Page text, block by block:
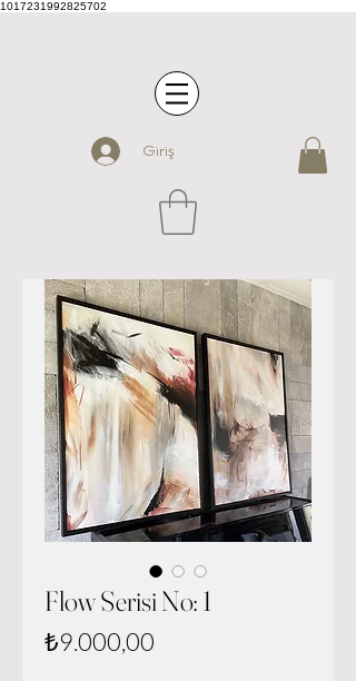
1017231992825702
Giriş
Flow Serisi No: 1
₺9.000,00